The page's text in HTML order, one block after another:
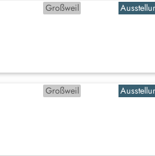
Großweil
Großweil